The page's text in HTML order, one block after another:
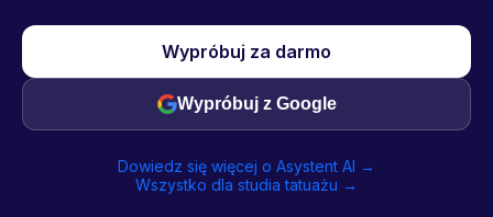
Wypróbuj za darmo
Wypróbuj z Google
Dowiedz się więcej o Asystent AI →
Wszystko dla studia tatuażu →